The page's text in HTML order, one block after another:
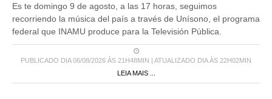
Es te domingo 9 de agosto, a las 17 horas, seguimos
recorriendo la música del país a través de Unísono, el programa
federal que INAMU produce para la Televisión Pública.
PUBLICADO DIA 06/08/2026 ÀS 21H48MIN | ATUALIZADO DIA ÀS 22H02MIN
LEIA MAIS ...